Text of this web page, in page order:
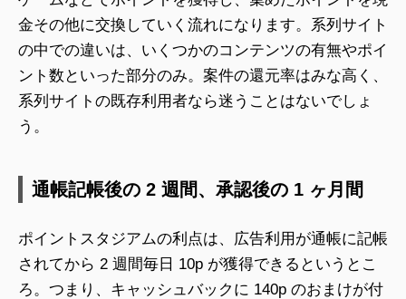
金その他に交換していく流れになります。系列サイト
の中での違いは、いくつかのコンテンツの有無やポイ
ント数といった部分のみ。案件の還元率はみな高く、
系列サイトの既存利用者なら迷うことはないでしょ
う。
通帳記帳後の 2 週間、承認後の 1 ヶ月間
ポイントスタジアムの利点は、広告利用が通帳に記帳
されてから 2 週間毎日 10p が獲得できるというとこ
ろ。つまり、キャッシュバックに 140p のおまけが付